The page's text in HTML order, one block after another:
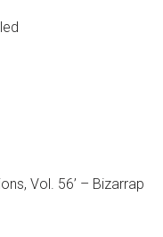
Vol. 56’ – Bizarrap